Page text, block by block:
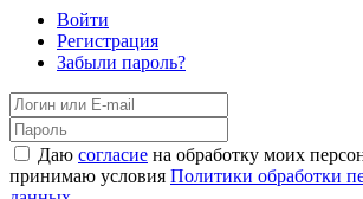
Войти
Регистрация
Забыли пароль?
Даю согласие на обработку моих
принимаю условия Политики обработки